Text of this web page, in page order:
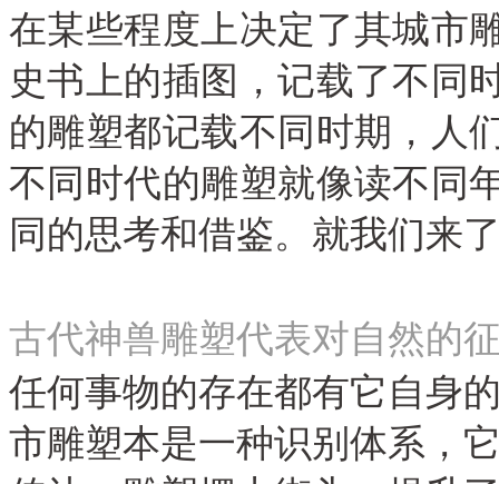
在某些程度上决定了其城市
史书上的插图 ，记载了不同
的雕塑都记载不同时期 ， 人
不同时代的雕塑就像读不同
同的思考和借鉴。就我们来
古代神兽雕塑代表对自然的
任何事物的存在都有它自身
市雕塑本是一种识别体系 ，